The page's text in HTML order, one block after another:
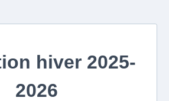
hiver 2025-
2026